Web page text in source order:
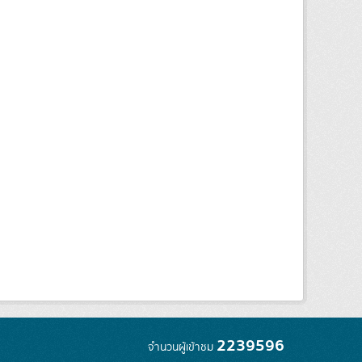
จำนวนผู้เข้าชม 2239596